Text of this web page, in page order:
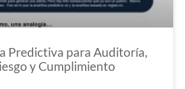
Predictiva para Auditoría,
y Cumplimiento